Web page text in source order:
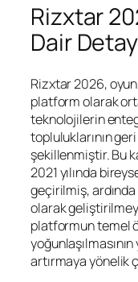
Rizxtar
Dair
Rizxtar 2026,
platform olarak
teknolojilerin
topluluklarının
şekillenmiştir. Bu
2021 yılında
geçirilmiş,
olarak
platformun temel
artırmaya yönelik